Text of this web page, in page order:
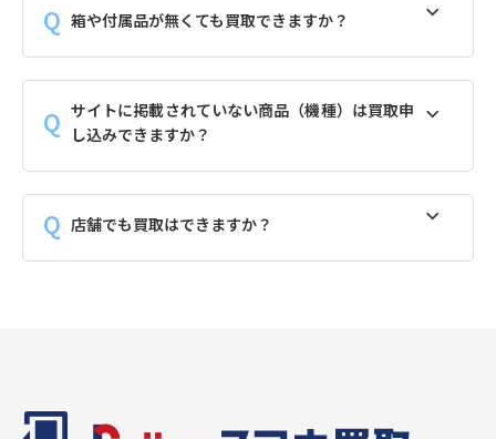
箱や付属品が無くても買取できますか？
サイトに掲載されていない商品（機種）は買取申
し込みできますか？
店舗でも買取はできますか？